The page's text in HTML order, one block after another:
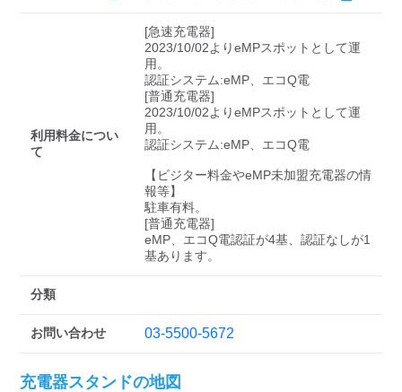
利用料金につい
て
[急速充電器]
2023/10/02よりeMPスポットとして運
用。
認証システム:eMP、エコQ電
[普通充電器]
2023/10/02よりeMPスポットとして運
用。
認証システム:eMP、エコQ電
【ビジター料金やeMP未加盟充電器の情
報等】
駐車有料。
[普通充電器]
eMP、エコQ電認証が4基、認証なしが1
基あります。
分類
お問い合わせ 03-5500-5672
充電器スタンドの地図